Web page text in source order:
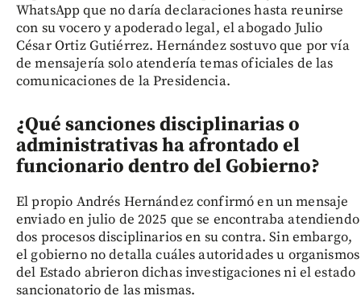
WhatsApp que no daría declaraciones hasta reunirse
con su vocero y apoderado legal, el abogado Julio
César Ortiz Gutiérrez. Hernández sostuvo que por vía
de mensajería solo atendería temas oficiales de las
comunicaciones de la Presidencia.
¿Qué sanciones disciplinarias o
administrativas ha afrontado el
funcionario dentro del Gobierno?
El propio Andrés Hernández confirmó en un mensaje
enviado en julio de 2025 que se encontraba atendiendo
dos procesos disciplinarios en su contra. Sin embargo,
el gobierno no detalla cuáles autoridades u organismos
del Estado abrieron dichas investigaciones ni el estado
sancionatorio de las mismas.